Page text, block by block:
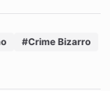
cair em
veio à
dentro de
#Crime Bizarro